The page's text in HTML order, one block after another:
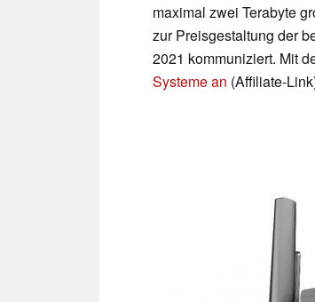
maximal zwei Terabyte
zur Preisgestaltung der
2021 kommuniziert. Mit
Systeme an (Affiliate-